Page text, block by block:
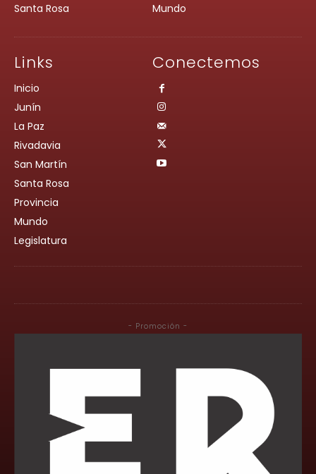
Santa Rosa
Mundo
Links
Inicio
Junín
La Paz
Rivadavia
San Martín
Santa Rosa
Provincia
Mundo
Legislatura
Conectemos
- Promoción -